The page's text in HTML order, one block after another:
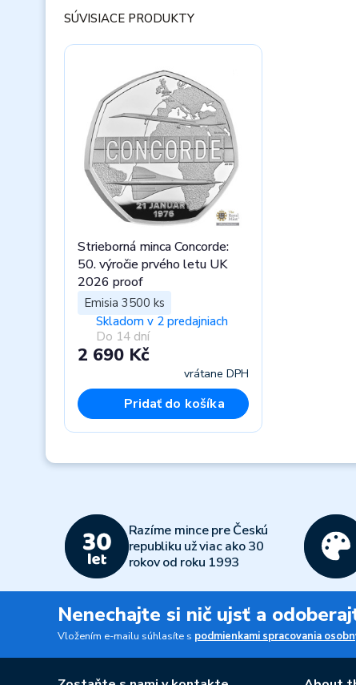
SÚVISIACE PRODUKTY
Strieborná minca Concorde:
50. výročie prvého letu UK
2026 proof
Emisia 3500 ks
Skladom v 2 predajniach
Do 14 dní
2 690 Kč
vrátane DPH
Pridať do košíka
Razíme mince pre Českú
republiku už viac ako 30
rokov od roku 1993
Nenechajte si nič ujsť a
Vložením e-mailu súhlasíte s podmienkami spracovania